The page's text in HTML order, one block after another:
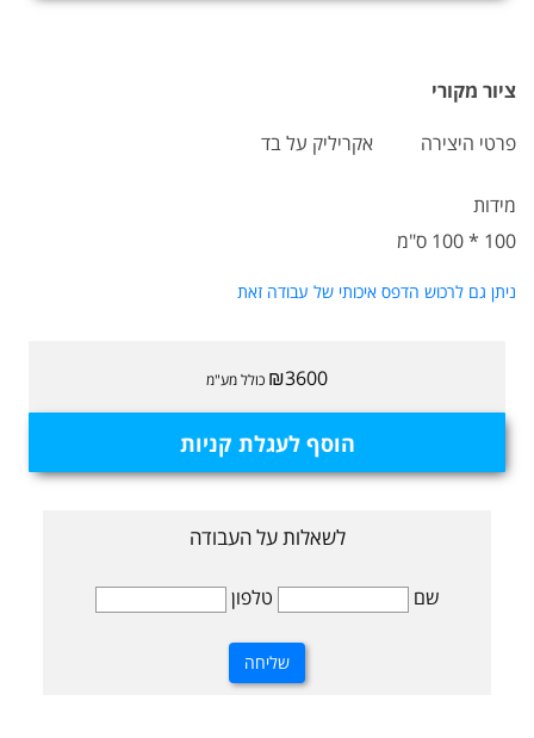
ציור מקורי
פרטי היצירה
אקריליק על בד
מידות
100 * 100 ס"מ
ניתן גם לרכוש הדפס איכותי של עבודה זאת
₪3600 כולל מע"מ
הוסף לעגלת קניות
לשאלות על העבודה
שם טלפון